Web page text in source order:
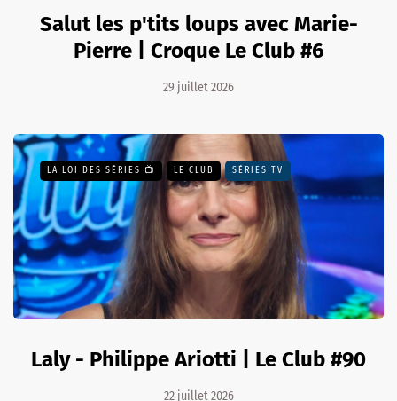
Salut les p'tits loups avec Marie-
Pierre | Croque Le Club #6
29 juillet 2026
LA LOI DES SÉRIES 📺 LE CLUB SÉRIES TV
Laly - Philippe Ariotti | Le Club #90
22 juillet 2026